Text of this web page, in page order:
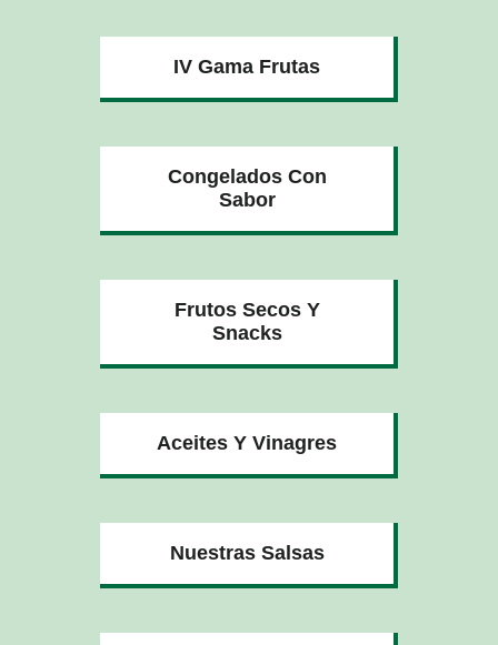
IV Gama Frutas
Congelados Con
Sabor
Frutos Secos Y
Snacks
Aceites Y Vinagres
Nuestras Salsas